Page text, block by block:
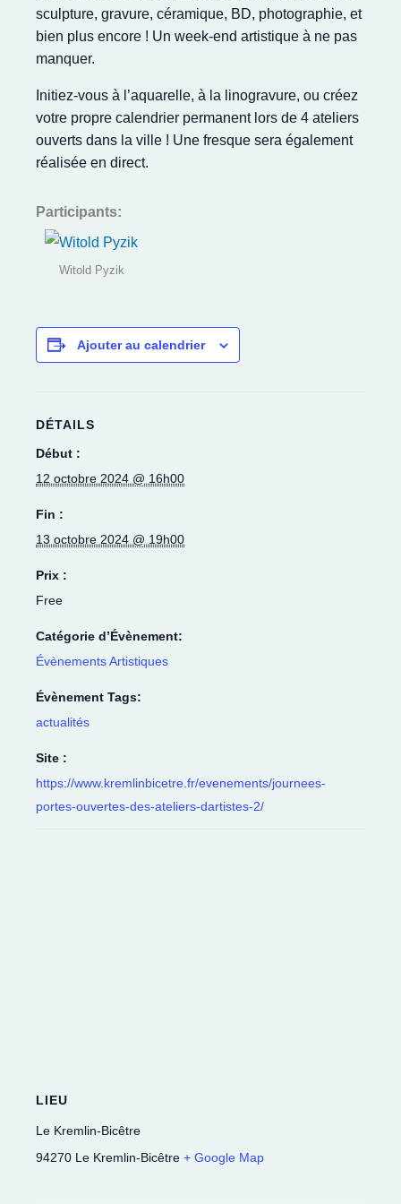
sculpture, gravure, céramique, BD, photographie, et
bien plus encore ! Un week-end artistique à ne pas
manquer.
Initiez-vous à l’aquarelle, à la linogravure, ou créez
votre propre calendrier permanent lors de 4 ateliers
ouverts dans la ville ! Une fresque sera également
réalisée en direct.
Participants:
Witold Pyzik
Ajouter au calendrier
DÉTAILS
Début :
12 octobre 2024 @ 16h00
Fin :
13 octobre 2024 @ 19h00
Prix :
Free
Catégorie d’Évènement:
Évènements Artistiques
Évènement Tags:
actualités
Site :
https://www.kremlinbicetre.fr/evenements/journees-
portes-ouvertes-des-ateliers-dartistes-2/
LIEU
Le Kremlin-Bicêtre
94270 Le Kremlin-Bicêtre + Google Map